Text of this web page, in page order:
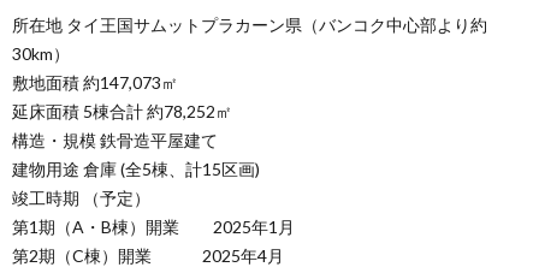
所在地 タイ王国サムットプラカーン県（バンコク中心部より約
30km）
敷地面積 約147,073㎡
延床面積 5棟合計 約78,252㎡
構造・規模 鉄骨造平屋建て
建物用途 倉庫 (全5棟、計15区画)
竣工時期 （予定）
第1期（A・B棟）開業 2025年1月
第2期（C棟）開業 2025年4月